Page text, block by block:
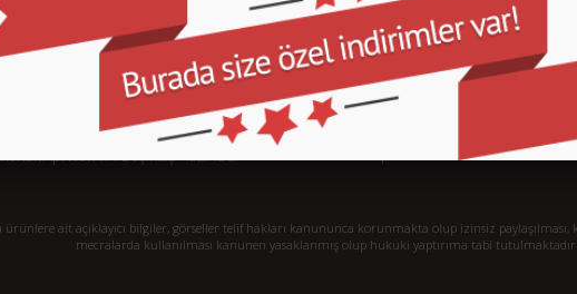
Ap. No:77/1 Beşiktaş - İstanbul
İletişim
Sipariş Takibi
Gizlilik ve Kullanım Şartları
Kargo ve Taşıma Bilgileri
Garanti ve İade
ait açıklayıcı bilgiler, görseller telif hakları kanununca korunmakta olup izinsiz paylaşılması,
mecralarda kullanılması kanunen yasaklanmış olup hukuki yaptırıma tabi tutulmaktadır.